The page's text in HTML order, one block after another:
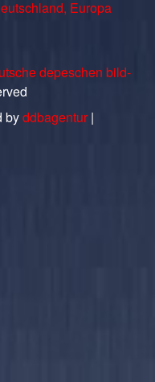
Europa
depeschen bild-
byddbagentur|